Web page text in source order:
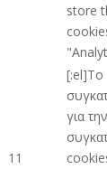
store
11
[:el]Το
για